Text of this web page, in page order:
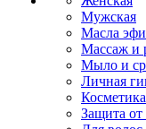
Мужская
Масла
Массаж и
Мыло и
Личная
Косметика
Защита от